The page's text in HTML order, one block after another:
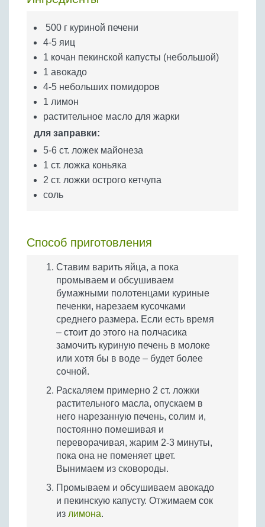
Бобовые
Яйца
Крупы
500 г куриной печени
4-5 яиц
1 кочан пекинской капусты (небольшой)
1 авокадо
4-5 небольших помидоров
1 лимон
растительное масло для жарки
для заправки:
5-6 ст. ложек майонеза
1 ст. ложка коньяка
2 ст. ложки острого кетчупа
соль
Способ приготовления
Ставим варить яйца, а пока
промываем и обсушиваем
бумажными полотенцами куриные
печенки, нарезаем кусочками
среднего размера. Если есть время
– стоит до этого на полчасика
замочить куриную печень в молоке
или хотя бы в воде – будет более
сочной.
Раскаляем примерно 2 ст. ложки
растительного масла, опускаем в
него нарезанную печень, солим и,
постоянно помешивая и
переворачивая, жарим 2-3 минуты,
пока она не поменяет цвет.
Вынимаем из сковороды.
Промываем и обсушиваем авокадо
и пекинскую капусту. Отжимаем сок
из лимона.